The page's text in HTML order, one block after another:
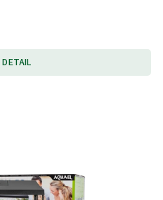
DETAIL